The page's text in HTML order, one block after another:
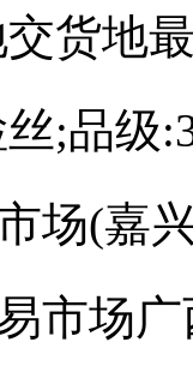
交货地
;品级
场(嘉
市场